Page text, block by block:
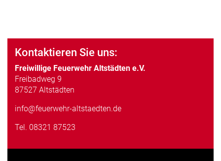
Kontaktieren Sie uns:
Freiwillige Feuerwehr Altstädten e.V.
Freibadweg 9
87527 Altstädten
info@feuerwehr-altstaedten.de
Tel. 08321 87523